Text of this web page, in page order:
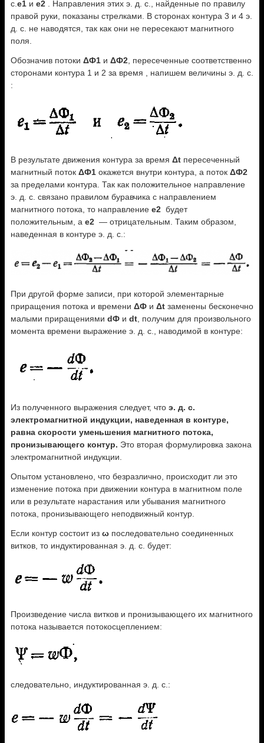
с. e1 и e2 . Направления этих э. д. с., найденные по правилу
правой руки, показаны стрелками. В сторонах контура 3 и 4 э.
д. с. не наводятся, так как они не пересекают магнитного
поля.
Обозначив потоки ΔФ1 и ΔФ2 , пересеченные соответственно
сторонами контура 1 и 2 за время , напишем величины э. д. с.
:
В результате движения контура за время Δt пересеченный
магнитный поток ΔФ1 окажется внутри контура, а поток ΔФ2
за пределами контура. Так как положительное направление
э. д. с. связано правилом буравчика с направлением
магнитного потока, то направление е2 будет
положительным, а е2 — отрицательным. Таким образом,
наведенная в контуре э. д. с.:
При другой форме записи, при которой элементарные
приращения потока и времени ΔФ и Δt заменены бесконечно
малыми приращениями dФ и dt , получим для произвольного
момента времени выражение э. д. с., наводимой в контуре:
Из полученного выражения следует, что э. д. с.
электромагнитной индукции, наведенная в контуре,
равна скорости уменьшения магнитного потока,
пронизывающего контур. Это вторая формулировка закона
электромагнитной индукции.
Опытом установлено, что безразлично, происходит ли это
изменение потока при движении контура в магнитном поле
или в результате нарастания или убывания магнитного
потока, пронизывающего неподвижный контур.
Если контур состоит из ω последовательно соединенных
витков, то индуктированная э. д. с. будет:
Произведение числа витков и пронизывающего их магнитного
потока называется потокосцеплением:
следовательно, индуктированная э. д. с.: